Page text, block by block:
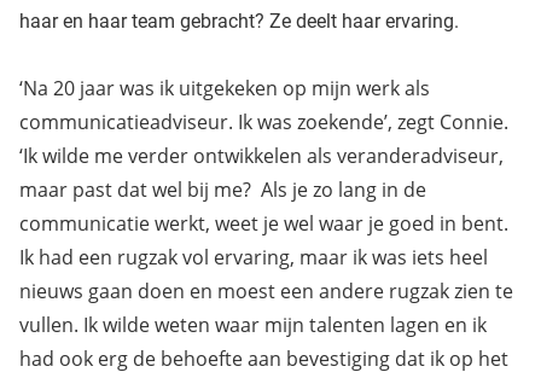
haar en haar team gebracht? Ze deelt haar ervaring.
‘Na 20 jaar was ik uitgekeken op mijn werk als
communicatieadviseur. Ik was zoekende’, zegt Connie.
‘Ik wilde me verder ontwikkelen als veranderadviseur,
maar past dat wel bij me? Als je zo lang in de
communicatie werkt, weet je wel waar je goed in bent.
Ik had een rugzak vol ervaring, maar ik was iets heel
nieuws gaan doen en moest een andere rugzak zien te
vullen. Ik wilde weten waar mijn talenten lagen en ik
had ook erg de behoefte aan bevestiging dat ik op het